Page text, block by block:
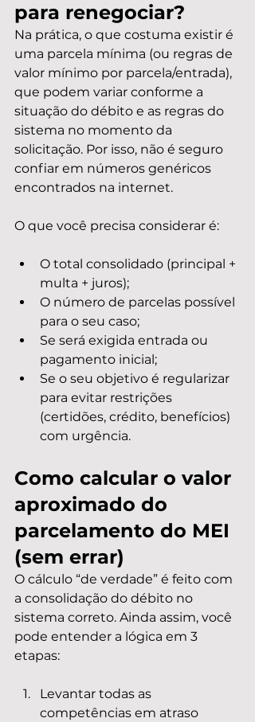
para renegociar?
Na prática, o que costuma existir é
uma parcela mínima (ou regras de
valor mínimo por parcela/entrada),
que podem variar conforme a
situação do débito e as regras do
sistema no momento da
solicitação. Por isso, não é seguro
confiar em números genéricos
encontrados na internet.
O que você precisa considerar é:
O total consolidado (principal +
multa + juros);
O número de parcelas possível
para o seu caso;
Se será exigida entrada ou
pagamento inicial;
Se o seu objetivo é regularizar
para evitar restrições
(certidões, crédito, benefícios)
com urgência.
Como calcular o valor
aproximado do
parcelamento do MEI
(sem errar)
O cálculo “de verdade” é feito com
a consolidação do débito no
sistema correto. Ainda assim, você
pode entender a lógica em 3
etapas:
Levantar todas as
competências em atraso